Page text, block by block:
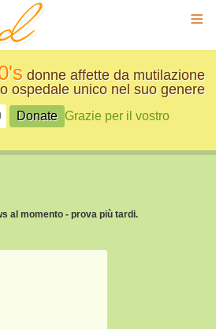
≡
donne affette da mutilazione
ospedale unico nel suo genere
Grazie per il vostro
al momento - prova più tardi.